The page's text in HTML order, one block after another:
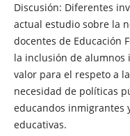
Discusión: Diferentes
actual estudio sobre la
docentes de Educación
la inclusión de
valor para el respeto a
necesidad de políticas
educandos inmigrantes
educativas.